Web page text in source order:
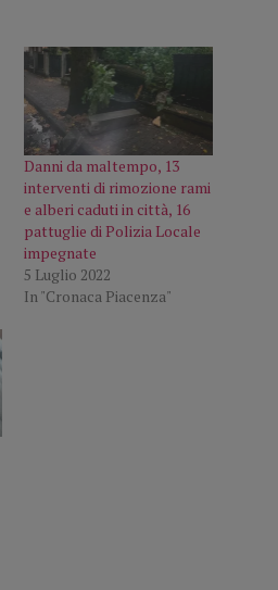
Danni da maltempo, 13
interventi di rimozione rami
e alberi caduti in città, 16
pattuglie di Polizia Locale
impegnate
5 Luglio 2022
In "Cronaca Piacenza"